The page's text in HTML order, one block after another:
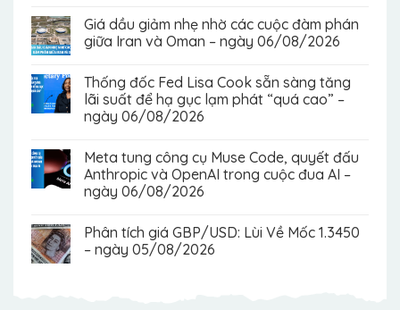
Giá dầu giảm nhẹ nhờ các cuộc đàm phán
giữa Iran và Oman – ngày 06/08/2026
Thống đốc Fed Lisa Cook sẵn sàng tăng
lãi suất để hạ gục lạm phát “quá cao” –
ngày 06/08/2026
Meta tung công cụ Muse Code, quyết đấu
Anthropic và OpenAI trong cuộc đua AI –
ngày 06/08/2026
Phân tích giá GBP/USD: Lùi Về Mốc 1.3450
– ngày 05/08/2026